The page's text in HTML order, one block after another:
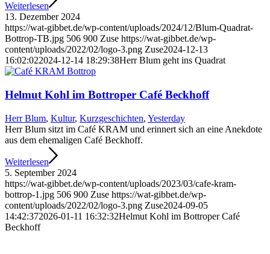
Weiterlesen
13. Dezember 2024
https://wat-gibbet.de/wp-content/uploads/2024/12/Blum-Quadrat-
Bottrop-TB.jpg 506 900 Zuse https://wat-gibbet.de/wp-
content/uploads/2022/02/logo-3.png Zuse2024-12-13
16:02:022024-12-14 18:29:38Herr Blum geht ins Quadrat
Helmut Kohl im Bottroper Café Beckhoff
Herr Blum, Kultur, Kurzgeschichten, Yesterday
Herr Blum sitzt im Café KRAM und erinnert sich an eine Anekdote
aus dem ehemaligen Café Beckhoff.
Weiterlesen
5. September 2024
https://wat-gibbet.de/wp-content/uploads/2023/03/cafe-kram-
bottrop-1.jpg 506 900 Zuse https://wat-gibbet.de/wp-
content/uploads/2022/02/logo-3.png Zuse2024-09-05
14:42:372026-01-11 16:32:32Helmut Kohl im Bottroper Café
Beckhoff